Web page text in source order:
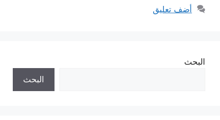
أضف تعليق
البحث
البحث